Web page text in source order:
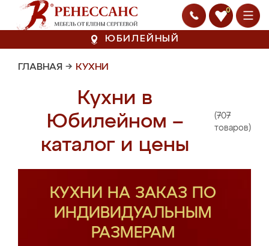
0
ЮБИЛЕЙНЫЙ
ГЛАВНАЯ → КУХНИ
Кухни в
Юбилейном –
каталог и цены
(707
товаров)
КУХНИ НА ЗАКАЗ ПО
ИНДИВИДУАЛЬНЫМ
РАЗМЕРАМ